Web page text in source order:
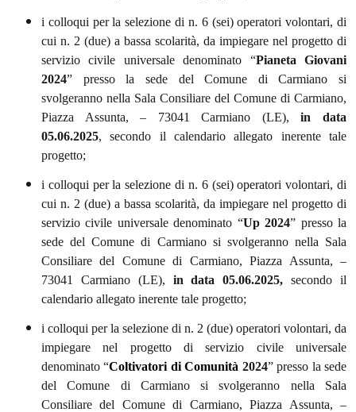
i colloqui per la selezione di n. 6 (sei) operatori volontari, di
cui n. 2 (due) a bassa scolarità, da impiegare nel progetto di
servizio civile universale denominato “Pianeta Giovani
2024” presso la sede del Comune di Carmiano si
svolgeranno nella Sala Consiliare del Comune di Carmiano,
Piazza Assunta, – 73041 Carmiano (LE),in data
05.06.2025, secondo il calendario allegato inerente tale
progetto;
i colloqui per la selezione di n. 6 (sei) operatori volontari, di
cui n. 2 (due) a bassa scolarità, da impiegare nel progetto di
servizio civile universale denominato “Up 2024” presso la
sede del Comune di Carmiano si svolgeranno nella Sala
Consiliare del Comune di Carmiano, Piazza Assunta, –
73041 Carmiano (LE), in data 05.06.2025,secondo il
calendario allegato inerente tale progetto;
i colloqui per la selezione di n. 2 (due) operatori volontari, da
impiegare nel progetto di servizio civile universale
denominato “Coltivatori di Comunità 2024” presso la sede
del Comune di Carmiano si svolgeranno nella Sala
Consiliare del Comune di Carmiano, Piazza Assunta, –